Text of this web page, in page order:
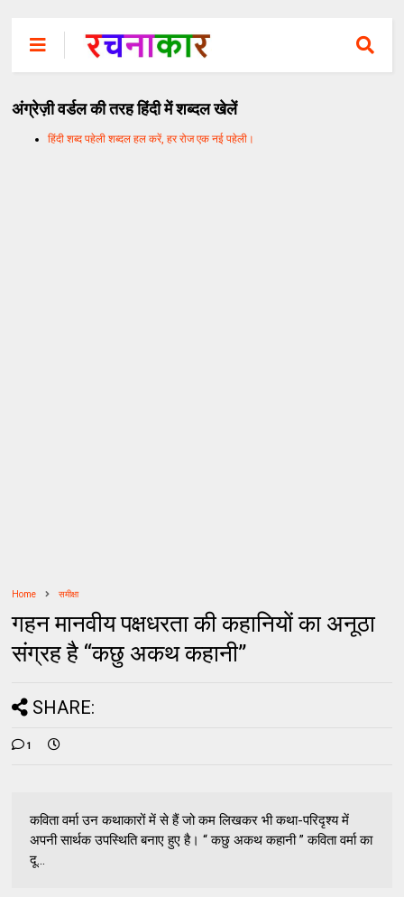
अंग्रेज़ी वर्डल की तरह हिंदी में शब्दल खेलें
हिंदी शब्द पहेली शब्दल हल करें, हर रोज एक नई पहेली।
Home समीक्षा
गहन मानवीय पक्षधरता की कहानियों का अनूठा
संग्रह है “कछु अकथ कहानी”
SHARE:
1
कविता वर्मा उन कथाकारों में से हैं जो कम लिखकर भी कथा-परिदृश्य में
अपनी सार्थक उपस्थिति बनाए हुए है। “ कछु अकथ कहानी ” कविता वर्मा का
दू...